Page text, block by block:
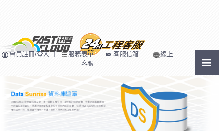
會員註冊/登入｜ 服務表單｜ 客服信箱 ｜
線上
客服